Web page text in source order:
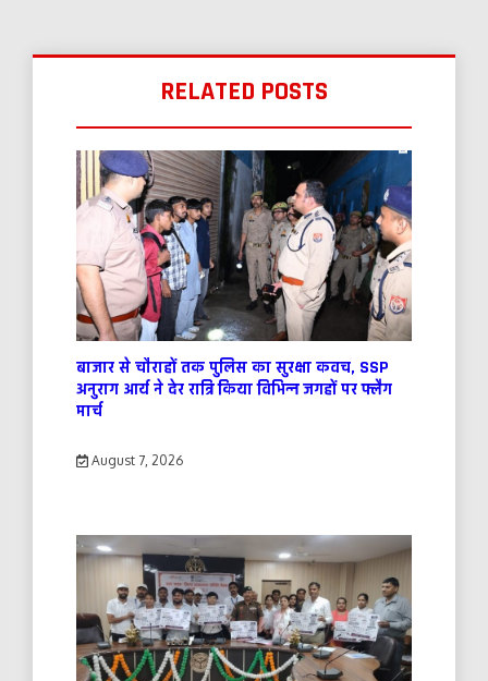
RELATED POSTS
बाजार से चौराहों तक पुलिस का सुरक्षा कवच, SSP
अनुराग आर्य ने देर रात्रि किया विभिन्न जगहों पर फ्लैग
मार्च
August 7, 2026